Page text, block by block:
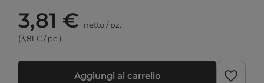
3,81 € netto/pz.
(3,81 € / pc.)
Aggiungi al carrello